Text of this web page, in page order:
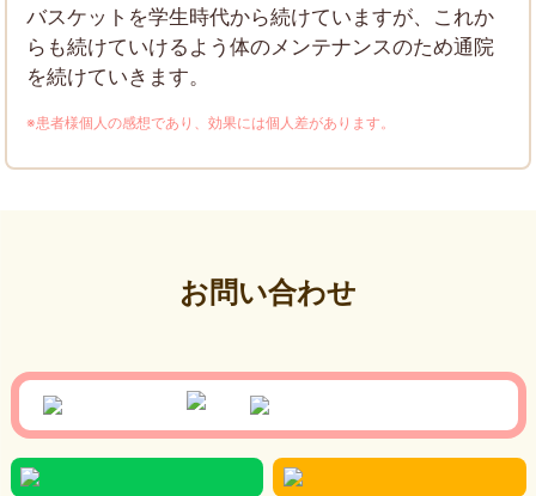
バスケットを学生時代から続けていますが、これか
らも続けていけるよう体のメンテナンスのため通院
を続けていきます。
※患者様個人の感想であり、効果には個人差があります。
お問い合わせ